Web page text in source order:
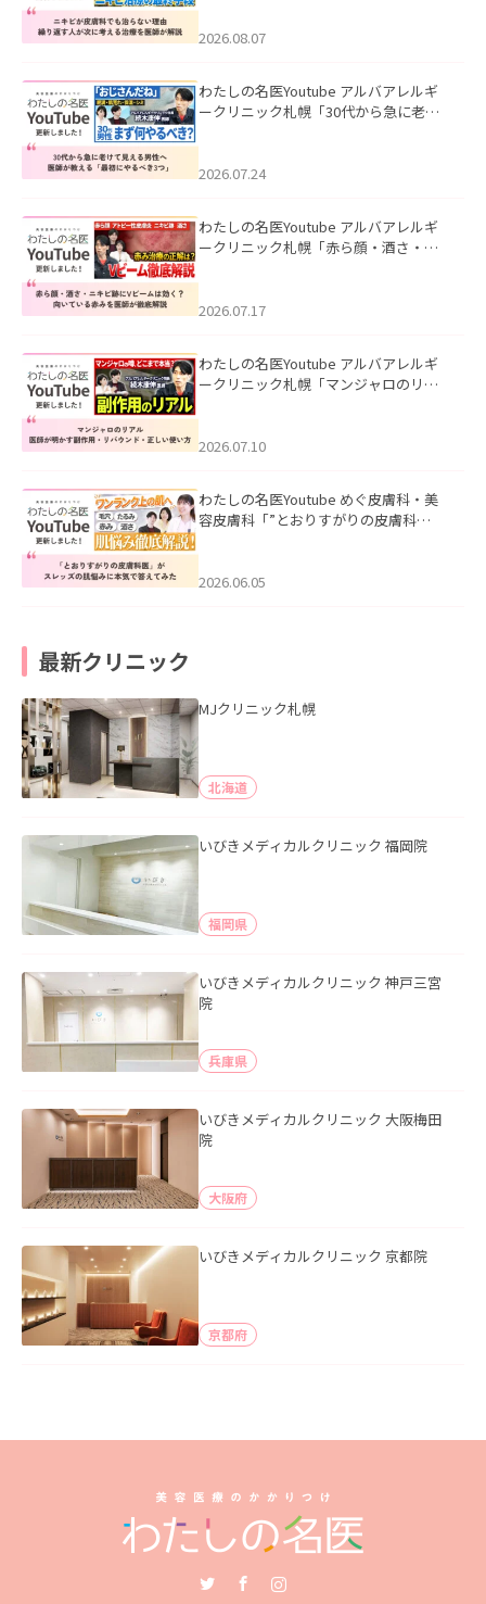
ました。
2026.08.07
わたしの名医Youtube アルバアレルギ
ークリニック札幌「30代から急に老け
た。
2026.07.24
わたしの名医Youtube アルバアレルギ
ークリニック札幌「赤ら顔・酒さ・ニ
した。
2026.07.17
わたしの名医Youtube アルバアレルギ
ークリニック札幌「マンジャロのリア
た。
2026.07.10
わたしの名医Youtube めぐ皮膚科・美
容皮膚科「”とおりすがりの皮膚科
2026.06.05
最新クリニック
MJクリニック札幌
北海道
いびきメディカルクリニック 福岡院
福岡県
いびきメディカルクリニック 神戸三宮
院
兵庫県
いびきメディカルクリニック 大阪梅田
院
大阪府
いびきメディカルクリニック 京都院
京都府